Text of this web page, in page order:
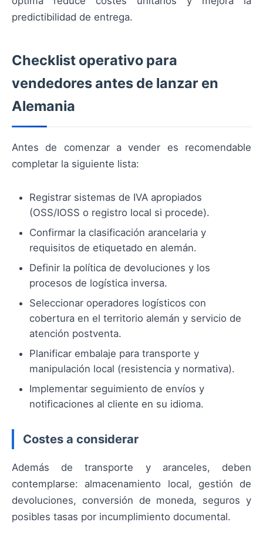
predictibilidad de entrega.
Checklist operativo para
vendedores antes de lanzar en
Alemania
Antes de comenzar a vender es recomendable
completar la siguiente lista:
Registrar sistemas de IVA apropiados
(OSS/IOSS o registro local si procede).
Confirmar la clasificación arancelaria y
requisitos de etiquetado en alemán.
Definir la política de devoluciones y los
procesos de logística inversa.
Seleccionar operadores logísticos con
cobertura en el territorio alemán y servicio de
atención postventa.
Planificar embalaje para transporte y
manipulación local (resistencia y normativa).
Implementar seguimiento de envíos y
notificaciones al cliente en su idioma.
Costes a considerar
Además de transporte y aranceles, deben
contemplarse: almacenamiento local, gestión de
devoluciones, conversión de moneda, seguros y
posibles tasas por incumplimiento documental.